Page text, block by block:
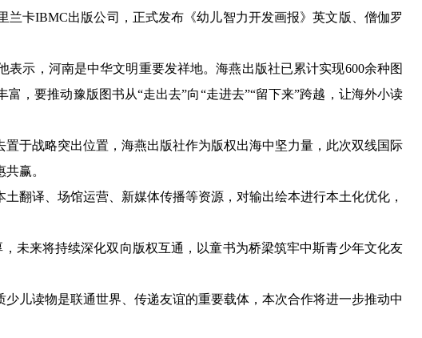
卡IBMC出版公司，正式发布《幼儿智力开发画报》英文版、僧伽罗
示，河南是中华文明重要发祥地。海燕出版社已累计实现600余种图
，要推动豫版图书从“走出去”向“走进去”“留下来”跨越，让海外小读
战略突出位置，海燕出版社作为版权出海中坚力量，此次双线国际
赢。
译、场馆运营、新媒体传播等资源，对输出绘本进行本土化优化，
来将持续深化双向版权互通，以童书为桥梁筑牢中斯青少年文化友
读物是联通世界、传递友谊的重要载体，本次合作将进一步推动中